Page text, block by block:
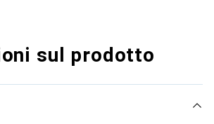
sul prodotto